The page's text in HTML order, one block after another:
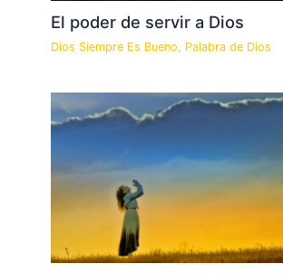
El poder de servir a Dios
Dios Siempre Es Bueno, Palabra de Dios